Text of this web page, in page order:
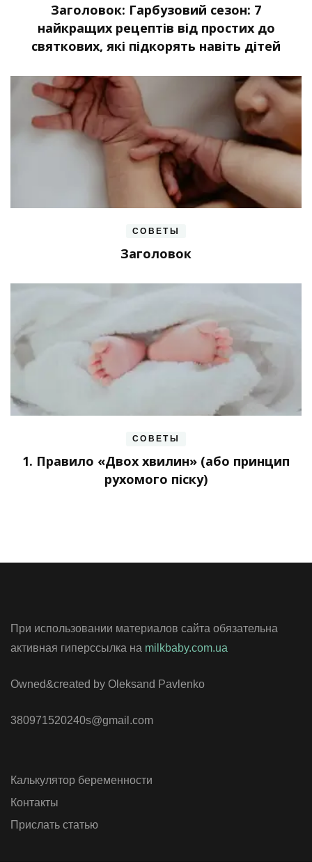
Заголовок: Гарбузовий сезон: 7
найкращих рецептів від простих до
святкових, які підкорять навіть дітей
СОВЕТЫ
Заголовок
СОВЕТЫ
1. Правило «Двох хвилин» (або принцип
рухомого піску)
При использовании материалов сайта обязательна
активная гиперссылка на milkbaby.com.ua
Owned&created by Oleksand Pavlenko
380971520240s@gmail.com
Калькулятор беременности
Контакты
Прислать статью